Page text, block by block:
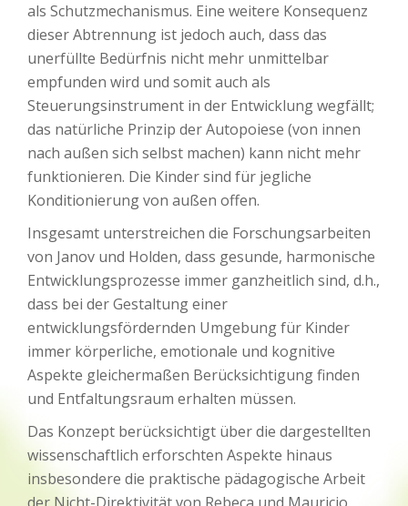
als Schutzmechanismus. Eine weitere Konsequenz
dieser Abtrennung ist jedoch auch, dass das
unerfüllte Bedürfnis nicht mehr unmittelbar
empfunden wird und somit auch als
Steuerungsinstrument in der Entwicklung wegfällt;
das natürliche Prinzip der Autopoiese (von innen
nach außen sich selbst machen) kann nicht mehr
funktionieren. Die Kinder sind für jegliche
Konditionierung von außen offen.
Insgesamt unterstreichen die Forschungsarbeiten
von Janov und Holden, dass gesunde, harmonische
Entwicklungsprozesse immer ganzheitlich sind, d.h.,
dass bei der Gestaltung einer
entwicklungsfördernden Umgebung für Kinder
immer körperliche, emotionale und kognitive
Aspekte gleichermaßen Berücksichtigung finden
und Entfaltungsraum erhalten müssen.
Das Konzept berücksichtigt über die dargestellten
wissenschaftlich erforschten Aspekte hinaus
insbesondere die praktische pädagogische Arbeit